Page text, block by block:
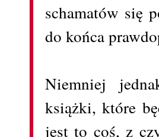
schamatów się
do końca
Niemniej
książki, które
jest to coś, z